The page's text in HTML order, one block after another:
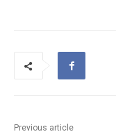
Previous article